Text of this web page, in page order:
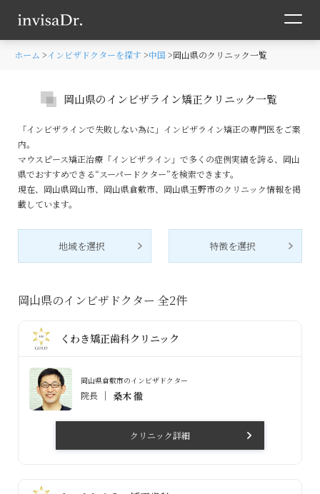
ホーム インビザドクターを探す 中国 岡山県のクリニック一覧
岡山県のインビザライン矯正クリニック一覧
「インビザラインで失敗しない為に」インビザライン矯正の専門医をご案
内。
マウスピース矯正治療「インビザライン」で多くの症例実績を誇る、岡山
県でおすすめできる“スーパードクター”を検索できます。
現在、岡山県岡山市、岡山県倉敷市、岡山県玉野市のクリニック情報を掲
載しています。
地域を選択 特徴を選択
岡山県のインビザドクター 全2件
くわき矯正歯科クリニック
岡山県倉敷市のインビザドクター
院長 桑木 徹
クリニック詳細